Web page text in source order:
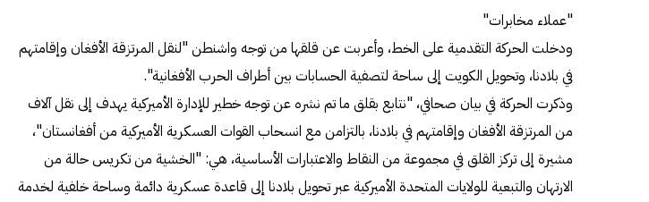
"عملاء مخابرات"
ودخلت الحركة التقدمية على الخط، وأعربت عن قلقها من توجه واشنطن "لنقل المرتزقة الأفغان وإقامتهم
في بلادنا، وتحويل الكويت إلى ساحة لتصفية الحسابات بين أطراف الحرب الأفغانية".
وذكرت الحركة في بيان صحافي، "نتابع بقلق ما تم نشره عن توجه خطير للإدارة الأميركية يهدف إلى نقل آلاف
من المرتزقة الأفغان وإقامتهم في بلادنا، بالتزامن مع انسحاب القوات العسكرية الأميركية من أفغانستان"،
مشيرة إلى تركز القلق في مجموعة من النقاط والاعتبارات الأساسية، هي: "الخشية من تكريس حالة من
الارتهان والتبعية للولايات المتحدة الأميركية عبر تحويل بلادنا إلى قاعدة عسكرية دائمة وساحة خلفية لخدمة